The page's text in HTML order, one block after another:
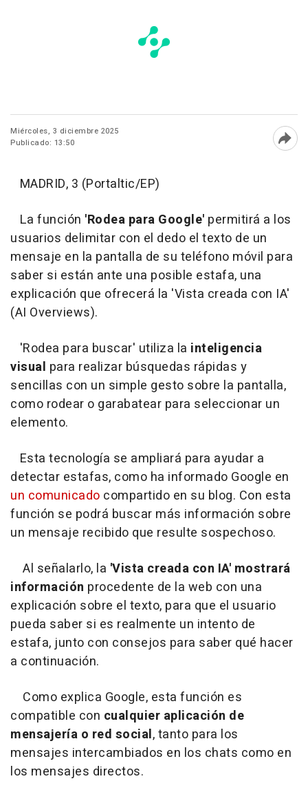
Miércoles, 3 diciembre 2025
Publicado: 13:50
MADRID, 3 (Portaltic/EP)
La función 'Rodea para Google' permitirá a los
usuarios delimitar con el dedo el texto de un
mensaje en la pantalla de su teléfono móvil para
saber si están ante una posible estafa, una
explicación que ofrecerá la 'Vista creada con IA'
(AI Overviews).
'Rodea para buscar' utiliza la inteligencia
visual para realizar búsquedas rápidas y
sencillas con un simple gesto sobre la pantalla,
como rodear o garabatear para seleccionar un
elemento.
Esta tecnología se ampliará para ayudar a
detectar estafas, como ha informado Google en
un comunicado compartido en su blog. Con esta
función se podrá buscar más información sobre
un mensaje recibido que resulte sospechoso.
Al señalarlo, la 'Vista creada con IA' mostrará
información procedente de la web con una
explicación sobre el texto, para que el usuario
pueda saber si es realmente un intento de
estafa, junto con consejos para saber qué hacer
a continuación.
Como explica Google, esta función es
compatible con cualquier aplicación de
mensajería o red social, tanto para los
mensajes intercambiados en los chats como en
los mensajes directos.